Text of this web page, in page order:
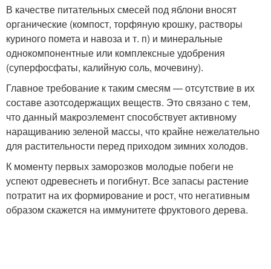
В качестве питательных смесей под яблони вносят
органические (компост, торфяную крошку, растворы
куриного помета и навоза и т. п) и минеральные
однокомпонентные или комплексные удобрения
(суперфосфаты, калийную соль, мочевину).
Главное требование к таким смесям — отсутствие в их
составе азотсодержащих веществ. Это связано с тем,
что данный макроэлемент способствует активному
наращиванию зеленой массы, что крайне нежелательно
для растительности перед приходом зимних холодов.
К моменту первых заморозков молодые побеги не
успеют одревеснеть и погибнут. Все запасы растение
потратит на их формирование и рост, что негативным
образом скажется на иммунитете фруктового дерева.